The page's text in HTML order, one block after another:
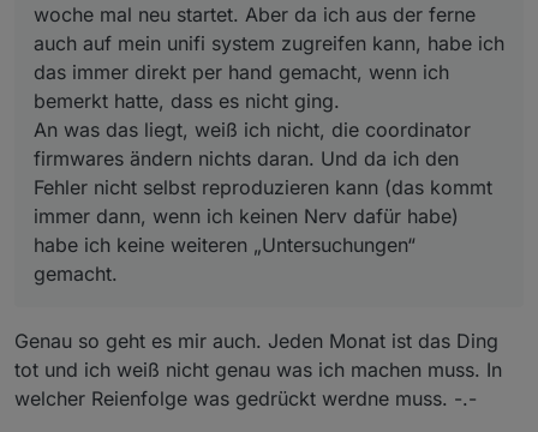
woche mal neu startet. Aber da ich aus der ferne
auch auf mein unifi system zugreifen kann, habe ich
das immer direkt per hand gemacht, wenn ich
bemerkt hatte, dass es nicht ging.
An was das liegt, weiß ich nicht, die coordinator
firmwares ändern nichts daran. Und da ich den
Fehler nicht selbst reproduzieren kann (das kommt
immer dann, wenn ich keinen Nerv dafür habe)
habe ich keine weiteren „Untersuchungen“
gemacht.
Genau so geht es mir auch. Jeden Monat ist das Ding
tot und ich weiß nicht genau was ich machen muss. In
welcher Reienfolge was gedrückt werdne muss. -.-